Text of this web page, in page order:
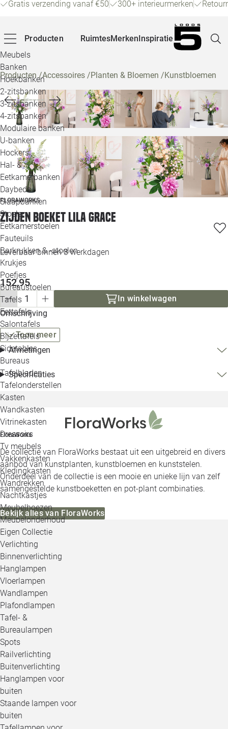
Gratis verzending vanaf €50 300+ interieurmerken
Producten
Meubels
Banken
Hoekbanken
2-zitsbanken
3-zitsbanken
4-zitsbanken
Modulaire banken
U-banken
Hockers
Hal- &
Eetkamerbanken
Daybeds
Slaapbanken
Stoelen
Eetkamerstoelen
Fauteuils
Barkrukken & -stoelen
Krukjes
Poefjes
Bureaustoelen
Tafels
Eettafels
Salontafels
Bijzettafels
Sidetables
Bureaus
Tafelbladen
Tafelonderstellen
Kasten
Wandkasten
Vitrinekasten
Dressoirs
Tv meubels
Vakkenkasten
Kledingkasten
Wandrekken
Nachtkastjes
Meubelhoezen
Meubelonderhoud
Eigen Collectie
Verlichting
Binnenverlichting
Hanglampen
Vloerlampen
Wandlampen
Plafondlampen
Tafel- &
Bureaulampen
Spots
Railverlichting
Buitenverlichting
Hanglampen voor
buiten
Staande lampen voor
buiten
RuimtesMerkenInspiratie
Alle
Producten/Accessoires /Planten & Bloemen /Kunstbloemen
FLORAWORKS
Zijden boeket Lila Grace
Leverbaar binnen 3 werkdagen
152,95
In winkelwagen
Omschrijving
Toon meer
Afmetingen
Specificaties
FloraWorks
De collectie van FloraWorks bestaat uit een uitgebreid en divers
aanbod van kunstplanten, kunstbloemen en kunststelen.
Onderdeel van de collectie is een mooie en unieke lijn van zelf
samengestelde kunstboeketten en pot-plant combinaties.
Bekijk alles van FloraWorks